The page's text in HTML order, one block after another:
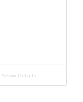
Show Details